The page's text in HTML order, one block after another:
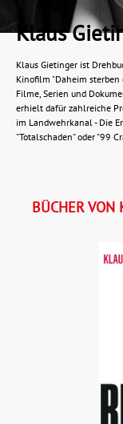
Klaus
Klaus Gietinger ist
Kinofilm "Daheim sterben
Filme, Serien und
erhielt dafür zahlreiche
im Landwehrkanal - Die
"Totalschaden" oder "99
BÜCHER VON